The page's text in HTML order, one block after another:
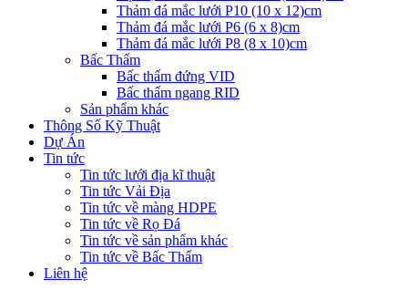
Thảm đá mắc lưới P10 (10 x 12)cm
Thảm đá mắc lưới P6 (6 x 8)cm
Thảm đá mắc lưới P8 (8 x 10)cm
Bấc Thấm
Bấc thấm đứng VID
Bấc thấm ngang RID
Sản phẩm khác
Thông Số Kỹ Thuật
Dự Án
Tin tức
Tin tức lưới địa kĩ thuật
Tin tức Vải Địa
Tin tức về màng HDPE
Tin tức về Rọ Đá
Tin tức về sản phẩm khác
Tin tức về Bấc Thấm
Liên hệ